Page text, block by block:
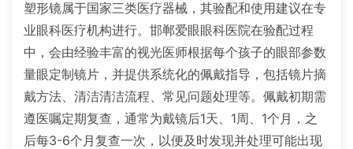
塑形镜属于国家三类医疗器械，其验配和使用建议在专
业眼科医疗机构进行。邯郸爱眼眼科医院在验配过程
中，会由经验丰富的视光医师根据每个孩子的眼部参数
量眼定制镜片，并提供系统化的佩戴指导，包括镜片摘
戴方法、清洁清洁流程、常见问题处理等。佩戴初期需
遵医嘱定期复查，通常为戴镜后1天、1周、1个月，之
后每3-6个月复查一次，以便及时发现并处理可能出现